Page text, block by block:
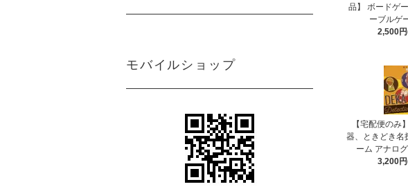
品】 ボードゲ
ーブルゲ
2,500
【宅配便のみ
器、ときどき名
ーム アナロ
3,200
モバイルショップ